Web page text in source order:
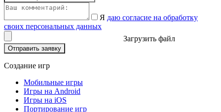
Я даю согласие на обработку
своих персональных данных
Загрузить файл
Отправить заявку
Создание игр
Мобильные игры
Игры на Android
Игры на iOS
Портирование игр